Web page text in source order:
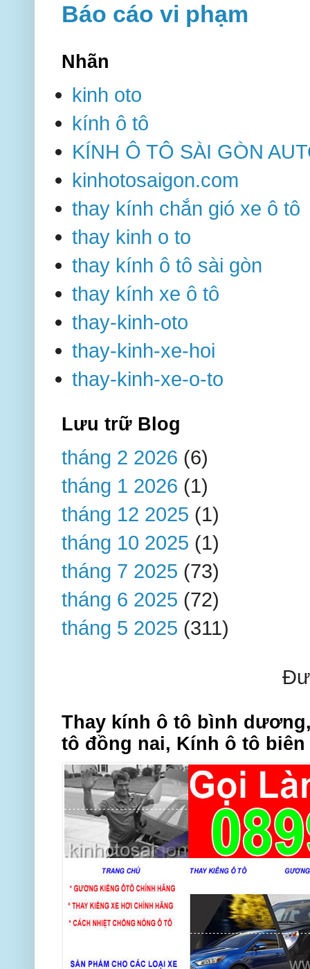
Báo cáo vi phạm
Nhãn
kinh oto
kính ô tô
KÍNH Ô TÔ SÀI GÒN
kinhotosaigon.com
thay kính chắn gió xe ô tô
thay kinh o to
thay kính ô tô sài gòn
thay kính xe ô tô
thay-kinh-oto
thay-kinh-xe-hoi
thay-kinh-xe-o-to
Lưu trữ Blog
tháng 2 2026 (6)
tháng 1 2026 (1)
tháng 12 2025 (1)
tháng 10 2025 (1)
tháng 7 2025 (73)
tháng 6 2025 (72)
tháng 5 2025 (311)
Thay kính ô tô bình
tô đồng nai, Kính ô tô biên